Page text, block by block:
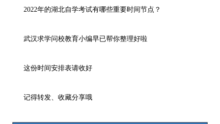
2022年的湖北自学考试有哪些重要时间节点？
武汉求学问校教育小编早已帮你整理好啦
这份时间安排表请收好
记得转发、收藏分享哦